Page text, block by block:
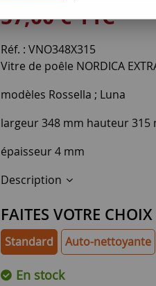
57,00€TTC
Réf. : VNO348X315
Vitre de poêle NORDICA
modèles Rossella ; Luna
largeur 348 mm hauteur 315
épaisseur 4 mm
Description
FAITES VOTRE CHOIX
Standard Auto-nettoyante
En stock